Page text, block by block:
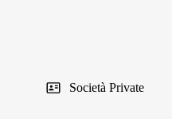
Società Private